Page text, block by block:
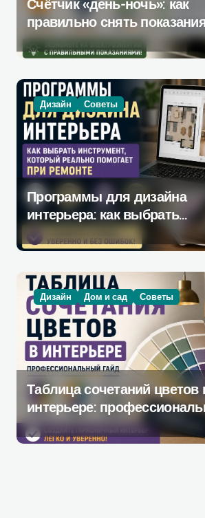
Счётчик «день-ночь»: как
правильно снять
полная инструкция без
ошибок
Дизайн Советы
Программы для дизайна
интерьера: как выбрать
инструмент, который
действительно поможет
ремонте
Дизайн Дом и сад Советы
Таблица сочетаний цветов
интерьере:
руководство по созданию
гармоничной палитры